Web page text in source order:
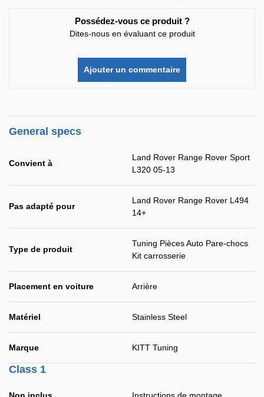
Possédez-vous ce produit ?
Dites-nous en évaluant ce produit
Ajouter un commentaire
General specs
Convient à
Land Rover Range Rover Sport
L320 05-13
Pas adapté pour
Land Rover Range Rover L494
14+
Type de produit
Tuning Pièces Auto Pare-chocs
Kit carrosserie
Placement en voiture Arrière
Matériel Stainless Steel
Marque KITT Tuning
Class 1